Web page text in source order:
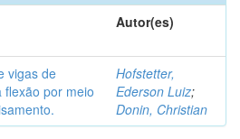
Autor(es)
vigas de
flexão por meio
Hofstetter,
Ederson Luiz;
Donin, Christian